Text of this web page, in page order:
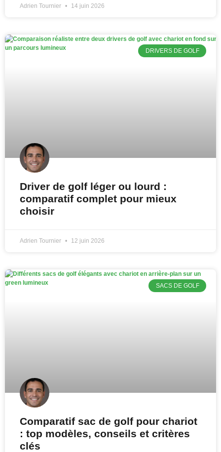
Adrien Tournier 14 juin 2026
DRIVERS DE GOLF
Driver de golf léger ou lourd :
comparatif complet pour mieux
choisir
Adrien Tournier 12 juin 2026
SACS DE GOLF
Comparatif sac de golf pour chariot
: top modèles, conseils et critères
clés